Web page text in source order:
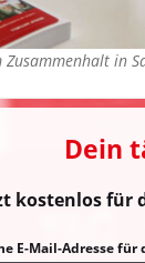
in
Dein
kostenlos für
E-Mail-Adresse für